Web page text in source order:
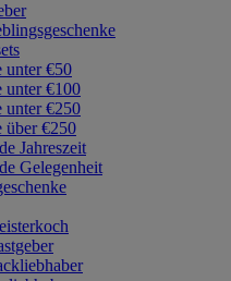
unter €50
unter €100
unter €250
über €250
Jahreszeit
Gelegenheit